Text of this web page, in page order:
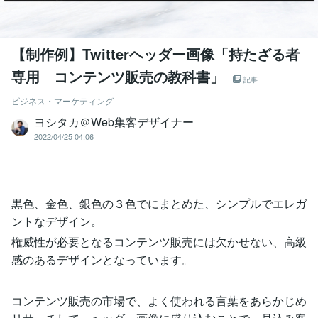
【制作例】Twitterヘッダー画像「持たざる者
専用 コンテンツ販売の教科書」
記事
ビジネス・マーケティング
ヨシタカ＠Web集客デザイナー
2022/04/25 04:06
黒色、金色、銀色の３色でにまとめた、シンプルでエレガ
ントなデザイン。
権威性が必要となるコンテンツ販売には欠かせない、高級
感のあるデザインとなっています。
コンテンツ販売の市場で、よく使われる言葉をあらかじめ